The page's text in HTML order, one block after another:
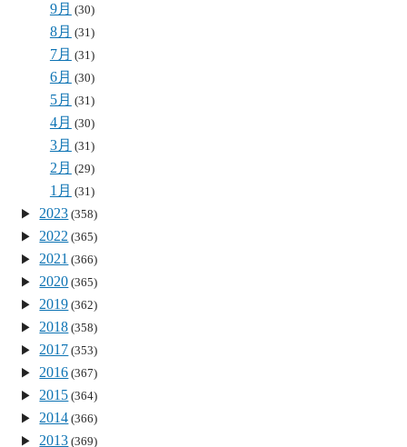
9月 (30)
8月 (31)
7月 (31)
6月 (30)
5月 (31)
4月 (30)
3月 (31)
2月 (29)
1月 (31)
2023 (358)
2022 (365)
2021 (366)
2020 (365)
2019 (362)
2018 (358)
2017 (353)
2016 (367)
2015 (364)
2014 (366)
2013 (369)